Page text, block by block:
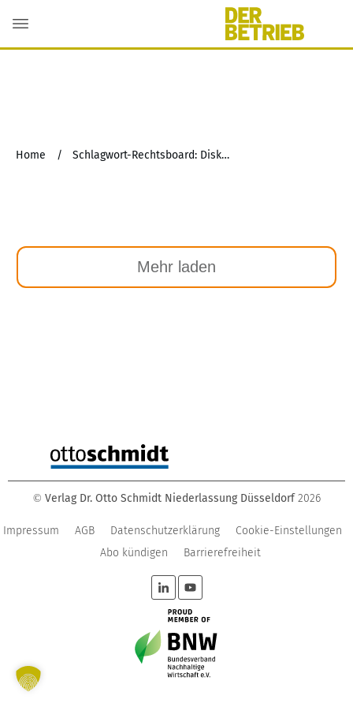
Home / Schlagwort-Rechtsboard: Diskriminierung
Mehr laden
© Verlag Dr. Otto Schmidt Niederlassung Düsseldorf 2026
Impressum AGB Datenschutzerklärung
Cookie-Einstellungen
Abo kündigen
Barrierefreiheit